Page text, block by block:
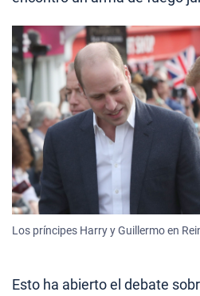
Los príncipes Harry y Guillermo en
Esto ha abierto el debate